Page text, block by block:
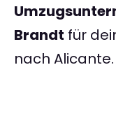
Brandt für
nach Alicante.